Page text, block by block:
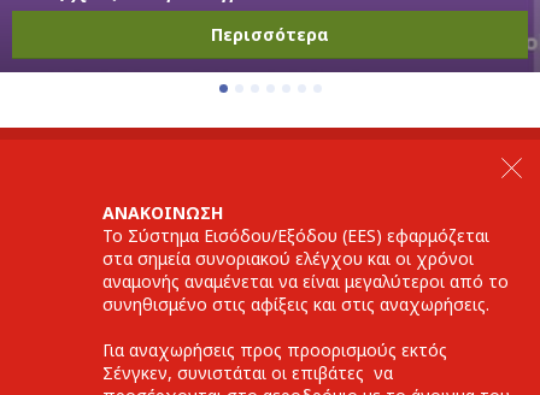
Περισσότερα
ANAKOINΩΣΗ
Το Σύστημα Εισόδου/Εξόδου (EES) εφαρμόζεται
στα σημεία συνοριακού ελέγχου και οι χρόνοι
αναμονής αναμένεται να είναι μεγαλύτεροι από το
συνηθισμένο στις αφίξεις και στις αναχωρήσεις.
Για αναχωρήσεις προς προορισμούς εκτός
Σένγκεν, συνιστάται οι επιβάτες να